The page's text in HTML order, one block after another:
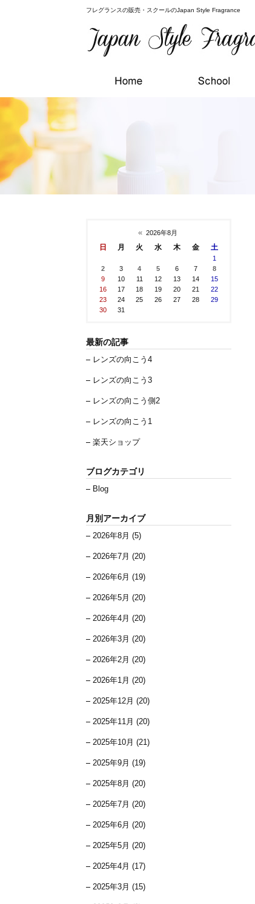
フレグランスの販売・スクールのJapan Style Fragrance
« 2026年8月
日 月 火 水 木 金 土
1
2
3 4 5 6 7
8
9
10 11 12 13 14
15
16
17 18 19 20 21
22
23
24 25 26 27 28
29
30
31
最新の記事
レンズの向こう4
レンズの向こう3
レンズの向こう側2
レンズの向こう1
楽天ショップ
ブログカテゴリ
Blog
月別アーカイブ
2026年8月 (5)
2026年7月 (20)
2026年6月 (19)
2026年5月 (20)
2026年4月 (20)
2026年3月 (20)
2026年2月 (20)
2026年1月 (20)
2025年12月 (20)
2025年11月 (20)
2025年10月 (21)
2025年9月 (19)
2025年8月 (20)
2025年7月 (20)
2025年6月 (20)
2025年5月 (20)
2025年4月 (17)
2025年3月 (15)